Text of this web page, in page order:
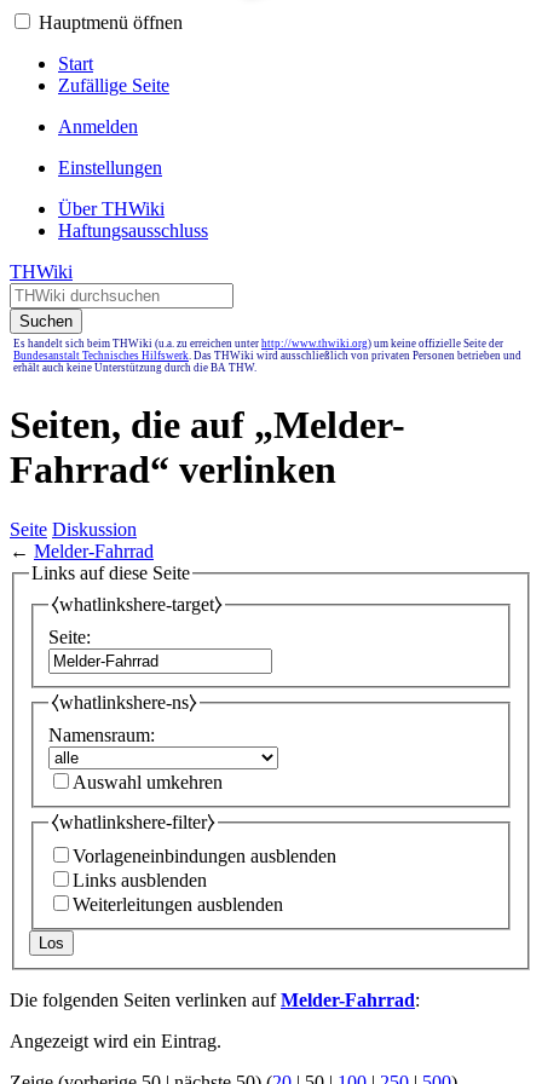
Hauptmenü öffnen
Start
Zufällige Seite
Anmelden
Einstellungen
Über THWiki
Haftungsausschluss
THWiki
Suchen
Es handelt sich beim THWiki (u.a. zu erreichen unter http://www.thwiki.org) um keine offizielle Seite der
Bundesanstalt Technisches Hilfswerk. Das THWiki wird ausschließlich von privaten Personen betrieben und
erhält auch keine Unterstützung durch die BA THW.
Seiten, die auf „Melder-
Fahrrad“ verlinken
Seite Diskussion
← Melder-Fahrrad
Links auf diese Seite
⧼whatlinkshere-target⧽
Seite:
⧼whatlinkshere-ns⧽
Namensraum:
Auswahl umkehren
⧼whatlinkshere-filter⧽
Vorlageneinbindungen ausblenden
Links ausblenden
Weiterleitungen ausblenden
Los
Die folgenden Seiten verlinken aufMelder-Fahrrad:
Angezeigt wird ein Eintrag.